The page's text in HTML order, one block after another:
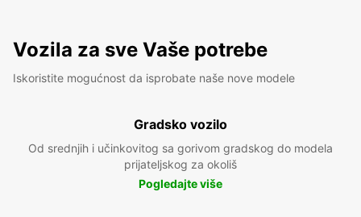
Vozila za sve Vaše potrebe
Iskoristite mogućnost da isprobate naše nove modele
Gradsko vozilo
Od srednjih i učinkovitog sa gorivom gradskog do modela
prijateljskog za okoliš
Pogledajte više